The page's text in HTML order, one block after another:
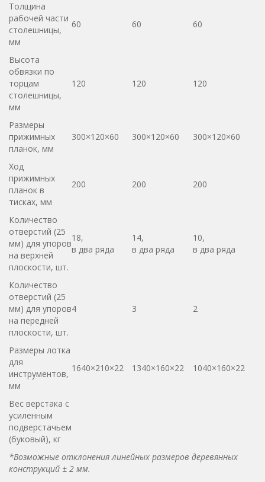
Толщина
рабочей части
столешницы,
мм
60 60 60
Высота
обвязки по
торцам
столешницы,
мм
120 120 120
Размеры
прижимных
планок, мм
300×120×60 300×120×60 300×120×60
Ход
прижимных
планок в
тисках, мм
200 200 200
Количество
отверстий (25
мм) для упоров
на верхней
плоскости, шт.
18,
в два ряда
14,
в два ряда
10,
в два ряда
Количество
отверстий (25
мм) для упоров
на передней
плоскости, шт.
4 3 2
Размеры лотка
для
инструментов,
мм
1640×210×22 1340×160×22 1040×160×22
Вес верстака с
усиленным
подверстачьем
(буковый), кг
*Возможные отклонения линейных размеров деревянных
конструкций ± 2 мм.